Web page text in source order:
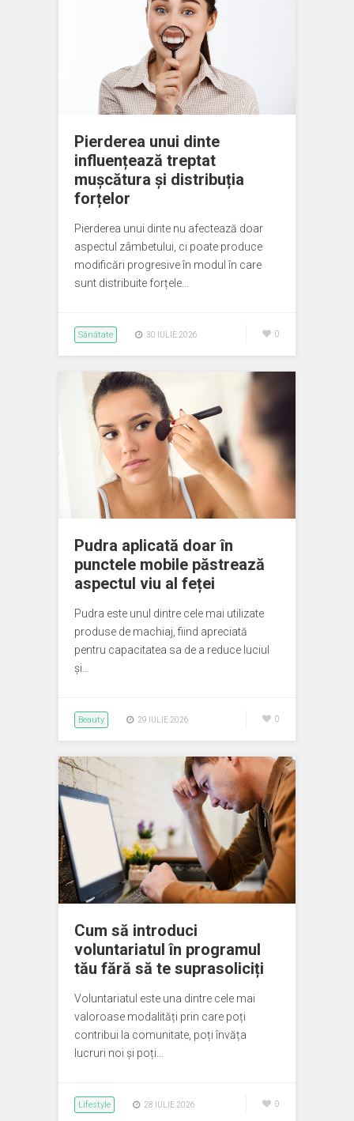
Pierderea unui dinte
influențează treptat
mușcătura și distribuția
forțelor
Pierderea unui dinte nu afectează doar
aspectul zâmbetului, ci poate produce
modificări progresive în modul în care
sunt distribuite forțele…
Sănătate 30 IULIE 2026 0
Pudra aplicată doar în
punctele mobile păstrează
aspectul viu al feței
Pudra este unul dintre cele mai utilizate
produse de machiaj, fiind apreciată
pentru capacitatea sa de a reduce luciul
și…
Beauty 29 IULIE 2026 0
Cum să introduci
voluntariatul în programul
tău fără să te suprasoliciți
Voluntariatul este una dintre cele mai
valoroase modalități prin care poți
contribui la comunitate, poți învăța
lucruri noi și poți…
Lifestyle 28 IULIE 2026 0